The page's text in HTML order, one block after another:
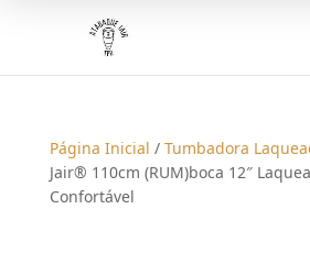
Página Inicial / Tumbadora
Jair® 110cm (RUM)boca 12″
Confortável